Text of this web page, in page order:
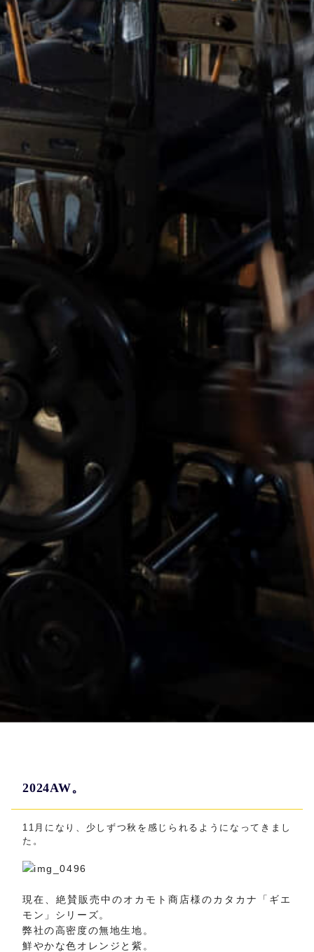
2024AW。
11月になり、少しずつ秋を感じられるようになってきまし
た。
現在、絶賛販売中のオカモト商店様のカタカナ「ギエ
モン」シリーズ。
弊社の高密度の無地生地。
鮮やかな色オレンジと紫。